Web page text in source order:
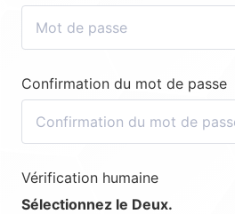
Confirmation du mot de passe
Vérification humaine
Sélectionnez le Deux.